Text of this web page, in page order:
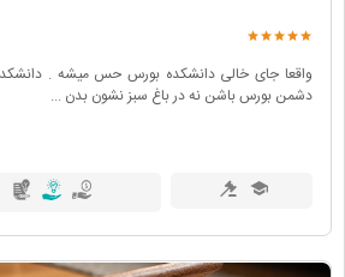
واقعا جای خالی دانشکده بورس حس میشه .
دشمن بورس باشن نه در باغ سبز نشون بدن ...